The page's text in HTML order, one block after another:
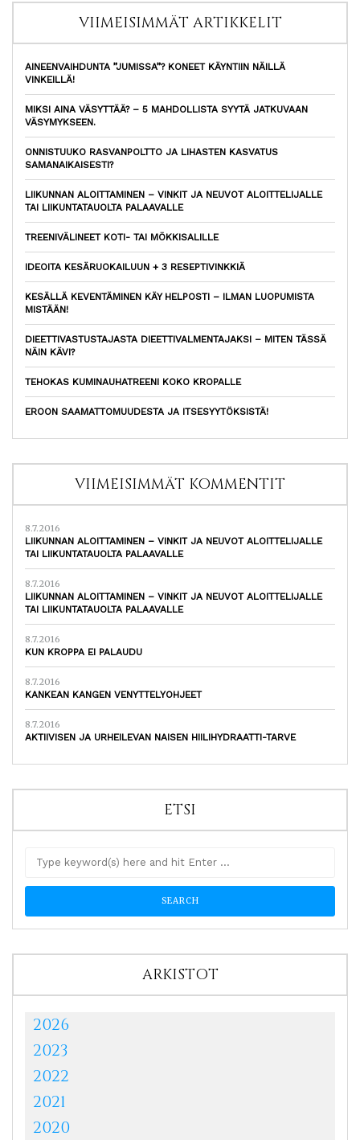
VIIMEISIMMÄT ARTIKKELIT
AINEENVAIHDUNTA ”JUMISSA”? KONEET KÄYNTIIN NÄILLÄ
VINKEILLÄ!
MIKSI AINA VÄSYTTÄÄ? – 5 MAHDOLLISTA SYYTÄ JATKUVAAN
VÄSYMYKSEEN.
ONNISTUUKO RASVANPOLTTO JA LIHASTEN KASVATUS
SAMANAIKAISESTI?
LIIKUNNAN ALOITTAMINEN – VINKIT JA NEUVOT ALOITTELIJALLE
TAI LIIKUNTATAUOLTA PALAAVALLE
TREENIVÄLINEET KOTI- TAI MÖKKISALILLE
IDEOITA KESÄRUOKAILUUN + 3 RESEPTIVINKKIÄ
KESÄLLÄ KEVENTÄMINEN KÄY HELPOSTI – ILMAN LUOPUMISTA
MISTÄÄN!
DIEETTIVASTUSTAJASTA DIEETTIVALMENTAJAKSI – MITEN TÄSSÄ
NÄIN KÄVI?
TEHOKAS KUMINAUHATREENI KOKO KROPALLE
EROON SAAMATTOMUUDESTA JA ITSESYYTÖKSISTÄ!
VIIMEISIMMÄT KOMMENTIT
8.7.2016
LIIKUNNAN ALOITTAMINEN – VINKIT JA NEUVOT ALOITTELIJALLE
TAI LIIKUNTATAUOLTA PALAAVALLE
8.7.2016
LIIKUNNAN ALOITTAMINEN – VINKIT JA NEUVOT ALOITTELIJALLE
TAI LIIKUNTATAUOLTA PALAAVALLE
8.7.2016
KUN KROPPA EI PALAUDU
8.7.2016
KANKEAN KANGEN VENYTTELYOHJEET
8.7.2016
AKTIIVISEN JA URHEILEVAN NAISEN HIILIHYDRAATTI-TARVE
ETSI
ARKISTOT
2026
2023
2022
2021
2020